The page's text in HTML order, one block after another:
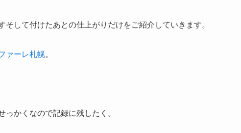
して付けたあとの仕上がりだけをご紹介していきます。
ァーレ札幌。
かくなので記録に残したく。